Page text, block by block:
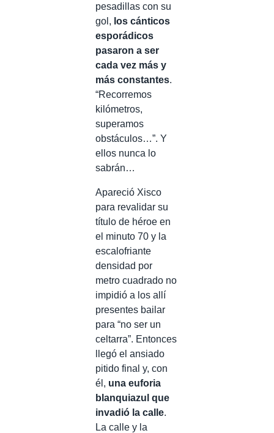
pesadillas con su
gol, los cánticos
esporádicos
pasaron a ser
cada vez más y
más constantes.
“Recorremos
kilómetros,
superamos
obstáculos…”. Y
ellos nunca lo
sabrán…
Apareció Xisco
para revalidar su
título de héroe en
el minuto 70 y la
escalofriante
densidad por
metro cuadrado no
impidió a los allí
presentes bailar
para “no ser un
celtarra”. Entonces
llegó el ansiado
pitido final y, con
él, una euforia
blanquiazul que
invadió la calle.
La calle y la